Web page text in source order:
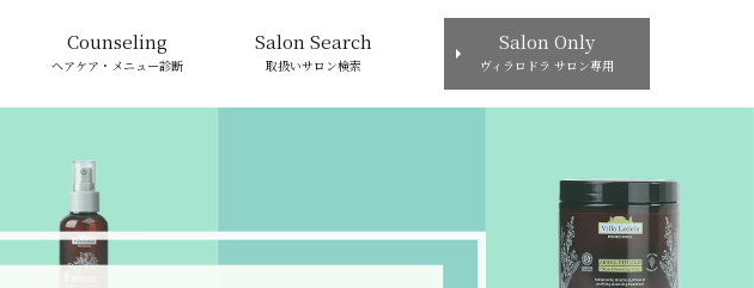
Counseling
ヘアケア・メニュー診断
Salon Search
取扱いサロン検索
Salon Only
ヴィラロドラ サロン専用